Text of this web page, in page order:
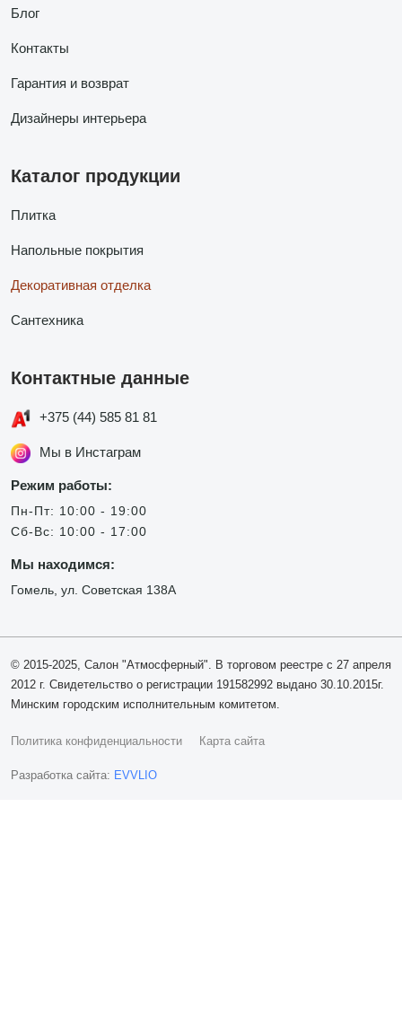
Блог
Контакты
Гарантия и возврат
Дизайнеры интерьера
Каталог продукции
Плитка
Напольные покрытия
Декоративная отделка
Сантехника
Контактные данные
+375 (44) 585 81 81
Мы в Инстаграм
Режим работы:
Пн-Пт: 10:00 - 19:00
Сб-Вс: 10:00 - 17:00
Мы находимся:
Гомель, ул. Советская 138А
© 2015-2025, Салон "Атмосферный". В торговом реестре с 27 апреля
2012 г. Свидетельство о регистрации 191582992 выдано 30.10.2015г.
Минским городским исполнительным комитетом.
Политика конфиденциальности Карта сайта
Разработка сайта: EVVLIO